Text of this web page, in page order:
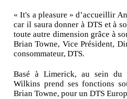
« It's a pleasure » d’accueillir
car il saura donner à DTS et à
toute autre dimension grâce à
Brian Towne, Vice Président,
consommateur, DTS.
Basé à Limerick, au sein du
Wilkins prend ses fonctions
Brian Towne, pour un DTS